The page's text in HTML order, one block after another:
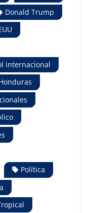
Donald Trump
internacional
Política